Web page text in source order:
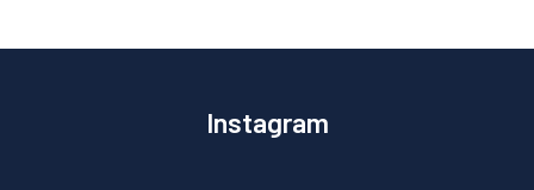
Instagram